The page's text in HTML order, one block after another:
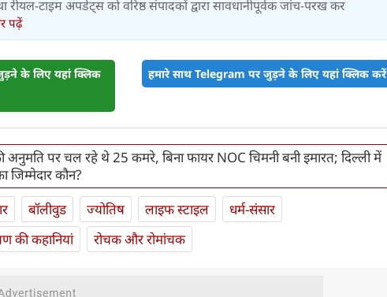
रीयल-टाइम अपडेट्स को वरिष्ठ संपादकों द्वारा सावधानीपूर्वक जांच-परख कर
पढ़ें
के लिए यहां क्लिक
हमारे साथ Telegram पर जुड़ने के लिए यहां क्लिक करें
अनुमति पर चल रहे थे 25 कमरे, बिना फायर NOC चिमनी बनी इमारत; दिल्ली में
जिम्मेदार कौन?
बॉलीवुड ज्योतिष लाइफ स्‍टाइल
धर्म-संसार
की कहानियां रोचक और रोमांचक